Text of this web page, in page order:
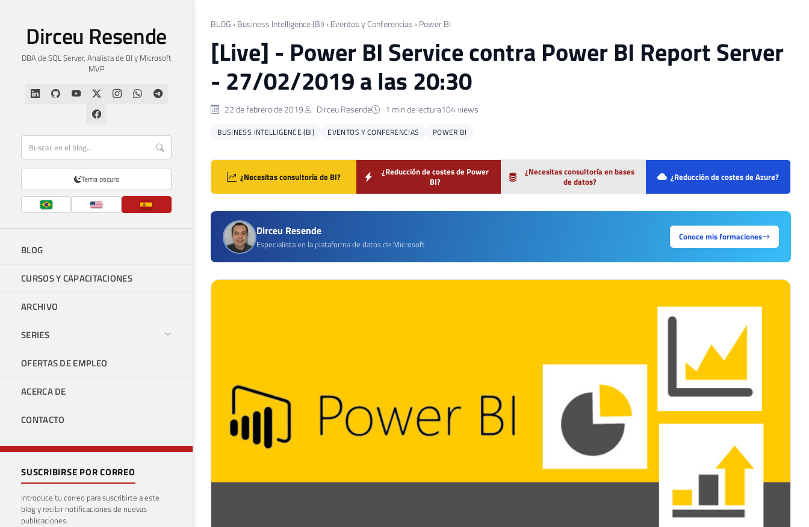
Dirceu Resende
DBA de SQL Server, Analista de BI y Microsoft
MVP
Tema oscuro
BLOG
CURSOS Y CAPACITACIONES
ARCHIVO
SERIES
OFERTAS DE EMPLEO
ACERCA DE
CONTACTO
SUSCRIBIRSE POR CORREO
Introduce tu correo para suscribirte a este
blog y recibir notificaciones de nuevas
publicaciones.
BLOG › Business Intelligence (BI) › Eventos y Conferencias › Power BI
[Live] - Power BI Service contra Power BI Report Server
- 27/02/2019 a las 20:30
22 de febrero de 2019 Dirceu Resende 1 min de lectura104 views
BUSINESS INTELLIGENCE (BI) EVENTOS Y CONFERENCIAS POWER BI
¿Necesitas consultoría de BI?
¿Reducción de costes de Power
BI?
¿Necesitas consultoría en bases
de datos?
¿Reducción de costes de Azure?
Dirceu Resende
Especialista en la plataforma de datos de Microsoft
Conoce mis formaciones